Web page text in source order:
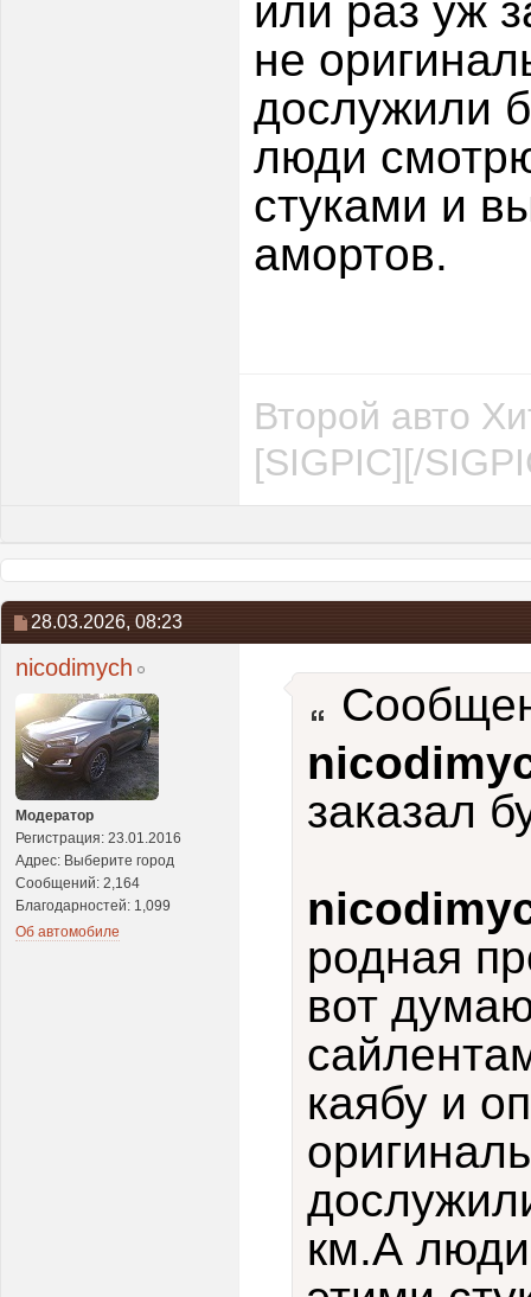
или раз уж
не
дослужили
люди
стуками и
амортов.
Второй авто
[SIGPIC][/
28.03.2026, 08:23
nicodimych
Модератор
Регистрация: 23.01.2016
Адрес: Выберите город
Сообщений: 2,164
Благодарностей: 1,099
Об автомобиле
заказал
родная
вот
каябу и
км.А